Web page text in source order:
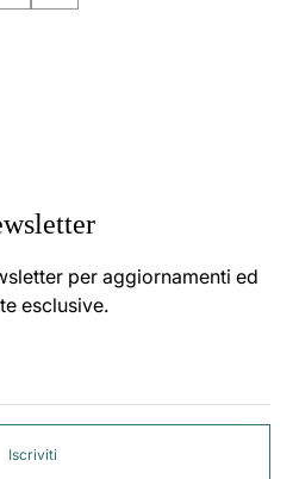
per aggiornamenti ed
esclusive.
Iscriviti